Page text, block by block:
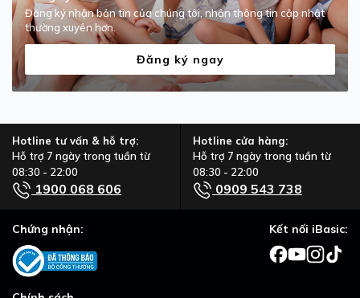
Đăng ký nhận bản tin của chúng tôi, nhận thông tin cập nhật
thường xuyên hơn.
Đăng ký ngay
Hotline tư vấn & hỗ trợ:
Hỗ trợ 7 ngày trong tuần từ
08:30 - 22:00
1900 068 606
Hotline cửa hàng:
Hỗ trợ 7 ngày trong tuần từ
08:30 - 22:00
0909 543 738
Chứng nhận: Kết nối iBasic: